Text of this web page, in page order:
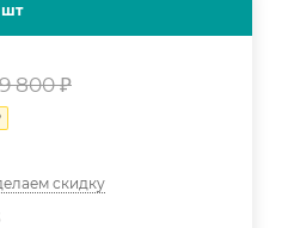
шт
9 800₽
скидку